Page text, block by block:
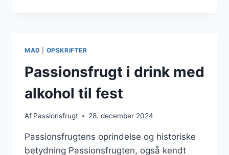
MADLAVNING
MAD OPSKRIFTER
Passionsfrugt i drink med
alkohol til fest
Af Passionsfrugt 28. december 2024
Passionsfrugtens oprindelse og historiske
betydning Passionsfrugten, også kendt